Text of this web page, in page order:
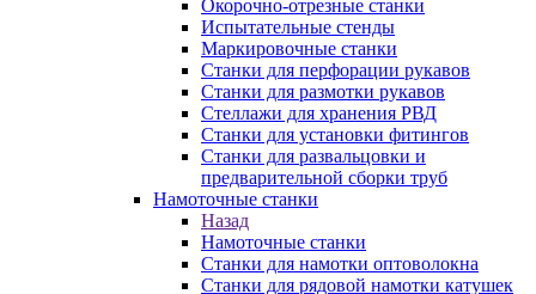
Окорочно-отрезные станки
Испытательные стенды
Маркировочные станки
Станки для перфорации рукавов
Станки для размотки рукавов
Стеллажи для хранения РВД
Станки для установки фитингов
Станки для развальцовки и
предварительной сборки труб
Намоточные станки
Назад
Намоточные станки
Станки для намотки оптоволокна
Станки для рядовой намотки катушек